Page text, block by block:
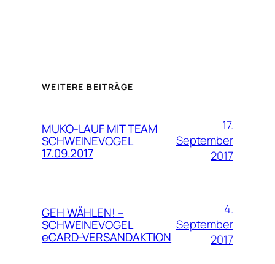
WEITERE BEITRÄGE
MUKO-LAUF MIT TEAM
SCHWEINEVOGEL
17.09.2017
17.
September
2017
GEH WÄHLEN! –
SCHWEINEVOGEL
eCARD-VERSANDAKTION
4.
September
2017